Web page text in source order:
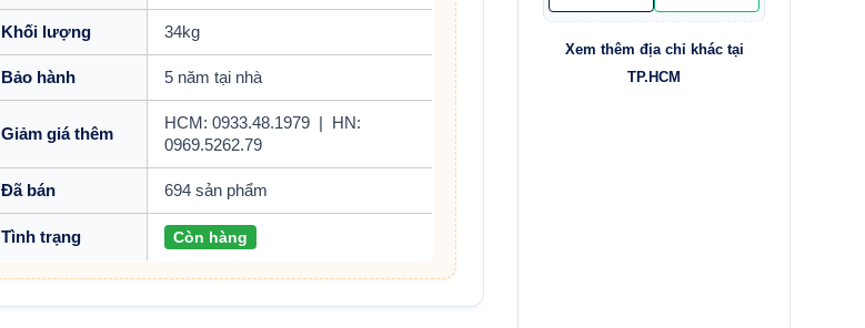
Khối lượng 34kg
Bảo hành 5 năm tại nhà
Giảm giá thêm
HCM: 0933.48.1979
HN:
0969.5262.79
Đã bán 694 sản phẩm
Tình trạng Còn hàng
Xem thêm địa chỉ khác tại
TP.HCM